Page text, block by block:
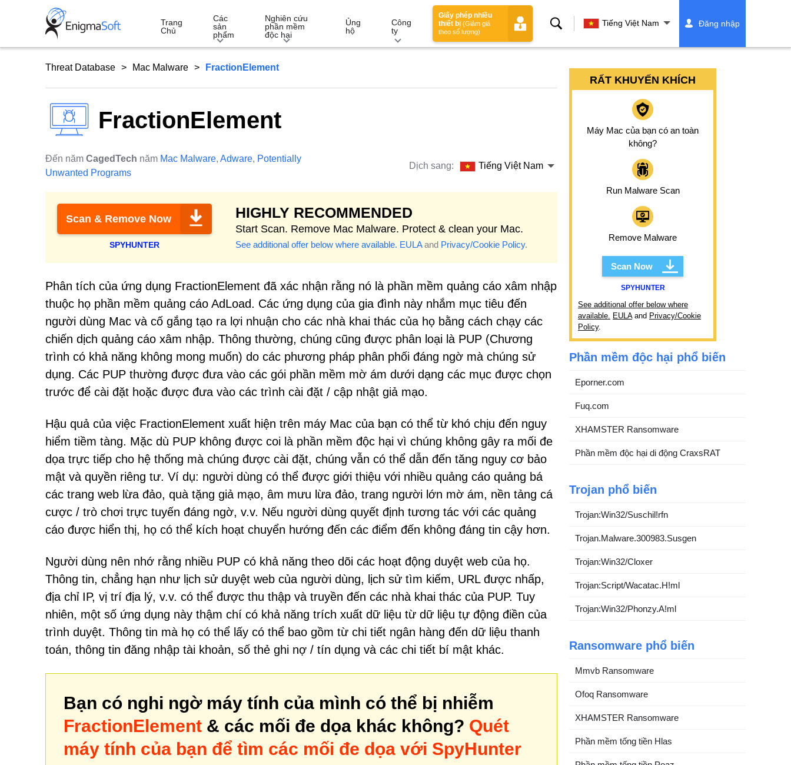
Trang
Chủ
Các
sản
phẩm
Nghiên cứu
phần mềm
độc hại
Ủng
hộ
Công
ty
Giấy phép nhiều
thiết bị (Giảm giá
theo số lượng)
Tìm
kiếm
Tiếng Việt Nam Đăng nhập
Threat Database Mac Malware FractionElement
FractionElement
Đến năm CagedTech năm Mac Malware, Adware, Potentially
Unwanted Programs
Dịch sang: Tiếng Việt Nam
Scan & Remove Now
SPYHUNTER
HIGHLY RECOMMENDED
Start Scan. Remove Mac Malware. Protect & clean your Mac.
See additional offer below where available. EULAand Privacy/Cookie Policy.
Phân tích của ứng dụng FractionElement đã xác nhận rằng nó là phần mềm quảng cáo xâm nhập
thuộc họ phần mềm quảng cáo AdLoad. Các ứng dụng của gia đình này nhắm mục tiêu đến
người dùng Mac và cố gắng tạo ra lợi nhuận cho các nhà khai thác của họ bằng cách chạy các
chiến dịch quảng cáo xâm nhập. Thông thường, chúng cũng được phân loại là PUP (Chương
trình có khả năng không mong muốn) do các phương pháp phân phối đáng ngờ mà chúng sử
dụng. Các PUP thường được đưa vào các gói phần mềm mờ ám dưới dạng các mục được chọn
trước để cài đặt hoặc được đưa vào các trình cài đặt / cập nhật giả mạo.
Hậu quả của việc FractionElement xuất hiện trên máy Mac của bạn có thể từ khó chịu đến nguy
hiểm tiềm tàng. Mặc dù PUP không được coi là phần mềm độc hại vì chúng không gây ra mối đe
dọa trực tiếp cho hệ thống mà chúng được cài đặt, chúng vẫn có thể dẫn đến tăng nguy cơ bảo
mật và quyền riêng tư. Ví dụ: người dùng có thể được giới thiệu với nhiều quảng cáo quảng bá
các trang web lừa đảo, quà tặng giả mạo, âm mưu lừa đảo, trang người lớn mờ ám, nền tảng cá
cược / trò chơi trực tuyến đáng ngờ, v.v. Nếu người dùng quyết định tương tác với các quảng
cáo được hiển thị, họ có thể kích hoạt chuyển hướng đến các điểm đến không đáng tin cậy hơn.
Người dùng nên nhớ rằng nhiều PUP có khả năng theo dõi các hoạt động duyệt web của họ.
Thông tin, chẳng hạn như lịch sử duyệt web của người dùng, lịch sử tìm kiếm, URL được nhấp,
địa chỉ IP, vị trí địa lý, v.v. có thể được thu thập và truyền đến các nhà khai thác của PUP. Tuy
nhiên, một số ứng dụng này thậm chí có khả năng trích xuất dữ liệu từ dữ liệu tự động điền của
trình duyệt. Thông tin mà họ có thể lấy có thể bao gồm từ chi tiết ngân hàng đến dữ liệu thanh
toán, thông tin đăng nhập tài khoản, số thẻ ghi nợ / tín dụng và các chi tiết bí mật khác.
Bạn có nghi ngờ máy tính của mình có thể bị nhiễm
FractionElement & các mối đe dọa khác không? Quét
máy tính của bạn để tìm các mối đe dọa với SpyHunter
RẤT KHUYẾN KHÍCH
Máy Mac của bạn có an toàn
không?
Run Malware Scan
Remove Malware
Scan Now
SPYHUNTER
See additional offer below where
available. EULAand Privacy/Cookie
Policy.
Phần mềm độc hại phổ biến
Eporner.com
Fuq.com
XHAMSTER Ransomware
Phần mềm độc hại di động CraxsRAT
Trojan phổ biến
Trojan:Win32/Suschil!rfn
Trojan.Malware.300983.Susgen
Trojan:Win32/Cloxer
Trojan:Script/Wacatac.H!ml
Trojan:Win32/Phonzy.A!ml
Ransomware phổ biến
Mmvb Ransomware
Ofoq Ransomware
XHAMSTER Ransomware
Phần mềm tống tiền Hlas